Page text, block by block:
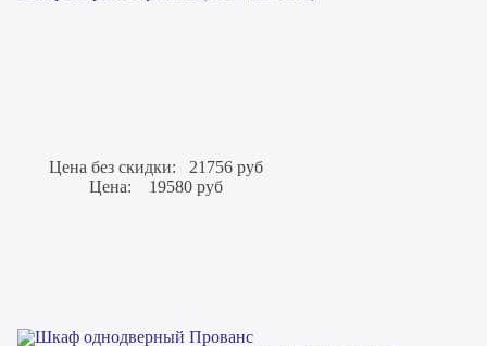
Цена без скидки:
21756 руб
Цена:
19580 руб